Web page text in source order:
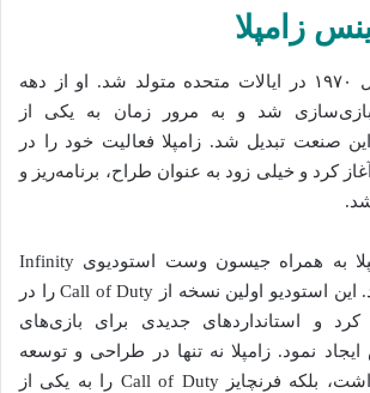
زامپلا
وینس زامپلا در سال ۱۹۷۰ در ایالات متحده متولد شد. او از دهه
بازی‌سازی شد و به مرور زمان به یکی از
این صنعت تبدیل شد. زامپلا فعالیت خود را در
کرد و خیلی زود به عنوان طراح، برنامه‌ریز و
در سال ۲۰۰۲، زامپلا به همراه جیسون وست استودیوی Infinity
Ward را تأسیس کرد. این استودیو اولین نسخه از Call of Duty را در
منتشر کرد و استانداردهای جدیدی برای بازی‌های
نمود. زامپلا نه تنها در طراحی و توسعه
بازی نقش کلیدی داشت، بلکه فرنچایز Call of Duty را به یکی از